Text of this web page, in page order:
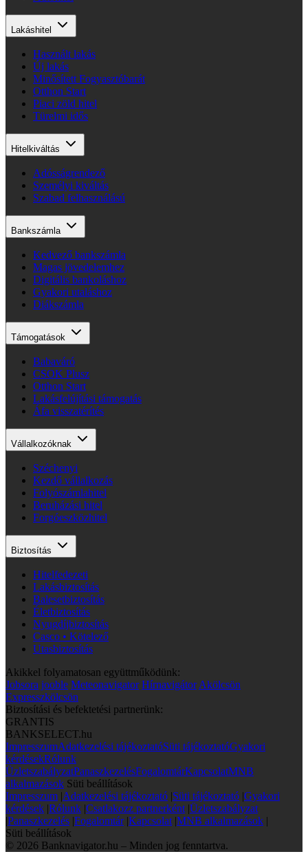
Lakáshitel
Használt lakás
Új lakás
Minősített Fogyasztóbarát
Otthon Start
Piaci zöld hitel
Türelmi idős
Hitelkiváltás
Adósságrendező
Személyi kiváltás
Szabad felhasználású
Bankszámla
Kedvező bankszámla
Magas jövedelemhez
Digitális bankoláshoz
Gyakori utaláshoz
Diákszámla
Támogatások
Babaváró
CSOK Plusz
Otthon Start
Lakásfelújítási támogatás
Áfa visszatérítés
Vállalkozóknak
Széchenyi
Kezdő vállalkozás
Folyószámlahitel
Beruházási hitel
Forgóeszközhitel
Biztosítás
Hitelfedezeti
Lakásbiztosítás
Balesetbiztosítás
Életbiztosítás
Nyugdíjbiztosítás
Casco • Kötelező
Utasbiztosítás
Akikkel folyamatosan együttműködünk:
Jobsora jooble Meteonavigator Hírnavigátor Akölcsön
Expresszkölcsön
Biztosítási és befektetési partnerünk:
GRANTIS
BANKSELECT.hu
ImpresszumAdatkezelési tájékoztatóSüti tájékoztatóGyakori
kérdésekRólunk
ÜzletszabályzatPanaszkezelésFogalomtárKapcsolatMNB
alkalmazások Süti beállítások
Impresszum |Adatkezelési tájékoztató |Süti tájékoztató |Gyakori
kérdések |Rólunk |Csatlakozz partnerként |Üzletszabályzat
|Panaszkezelés |Fogalomtár |Kapcsolat |MNB alkalmazások |
Süti beállítások
© 2026 Banknavigator.hu – Minden jog fenntartva.